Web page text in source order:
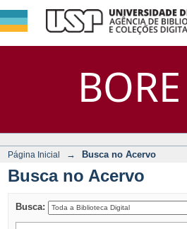
BORE
Busca no
DSpace/Manakin +
Página Inicial → Busca no Acervo
Busca no Acervo
Busca: